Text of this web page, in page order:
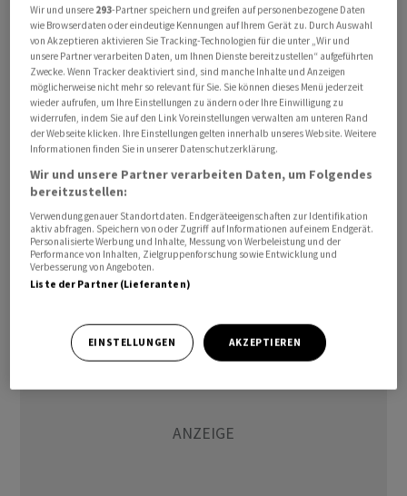
Konkret sollen dort die Avolta-Marken Hudson und
HMSHost etabliert werden, wie das Unternehmen am
Montagabend mitteilte. Die Verträge sollen zur
Eröffnung von mehr als einem Dutzend neuer
gastronomischer Einrichtungen führen, darunter auch
bekannte Marken aus der umgebenden Region Orange
County. Zudem seien fünf neue Einzelhandelsgeschäfte
unter der Marke Hudson geplant. Finanzielle Details
wurden in der Mitteilung keine genannt.
cg/
(AWP)
Wir und unsere 293-Partner speichern und greifen auf personenbezogene Daten
wie Browserdaten oder eindeutige Kennungen auf Ihrem Gerät zu. Durch Auswahl
von Akzeptieren aktivieren Sie Tracking-Technologien für die unter „Wir und
unsere Partner verarbeiten Daten, um Ihnen Dienste bereitzustellen“ aufgeführten
Zwecke. Wenn Tracker deaktiviert sind, sind manche Inhalte und Anzeigen
möglicherweise nicht mehr so relevant für Sie. Sie können dieses Menü jederzeit
wieder aufrufen, um Ihre Einstellungen zu ändern oder Ihre Einwilligung zu
widerrufen, indem Sie auf den Link Voreinstellungen verwalten am unteren Rand
der Webseite klicken. Ihre Einstellungen gelten innerhalb unseres Website. Weitere
Informationen finden Sie in unserer Datenschutzerklärung.
Wir und unsere Partner verarbeiten Daten, um Folgendes
bereitzustellen:
Verwendung genauer Standortdaten. Endgeräteeigenschaften zur Identifikation
aktiv abfragen. Speichern von oder Zugriff auf Informationen auf einem Endgerät.
Personalisierte Werbung und Inhalte, Messung von Werbeleistung und der
Performance von Inhalten, Zielgruppenforschung sowie Entwicklung und
Verbesserung von Angeboten.
Liste der Partner (Lieferanten)
EINSTELLUNGEN AKZEPTIEREN